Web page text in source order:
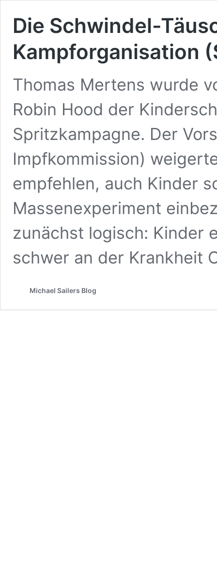
Die Schwindel-
Kampforganisation
Thomas Mertens wurde
Robin Hood der
Spritzkampagne. Der
Impfkommission)
empfehlen, auch Kinder
Massenexperiment
zunächst logisch: Kinder
schwer an der Krankheit
Michael Sailers Blog